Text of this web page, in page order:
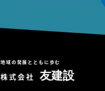
地域の発展とともに歩む
株式会社 友建設